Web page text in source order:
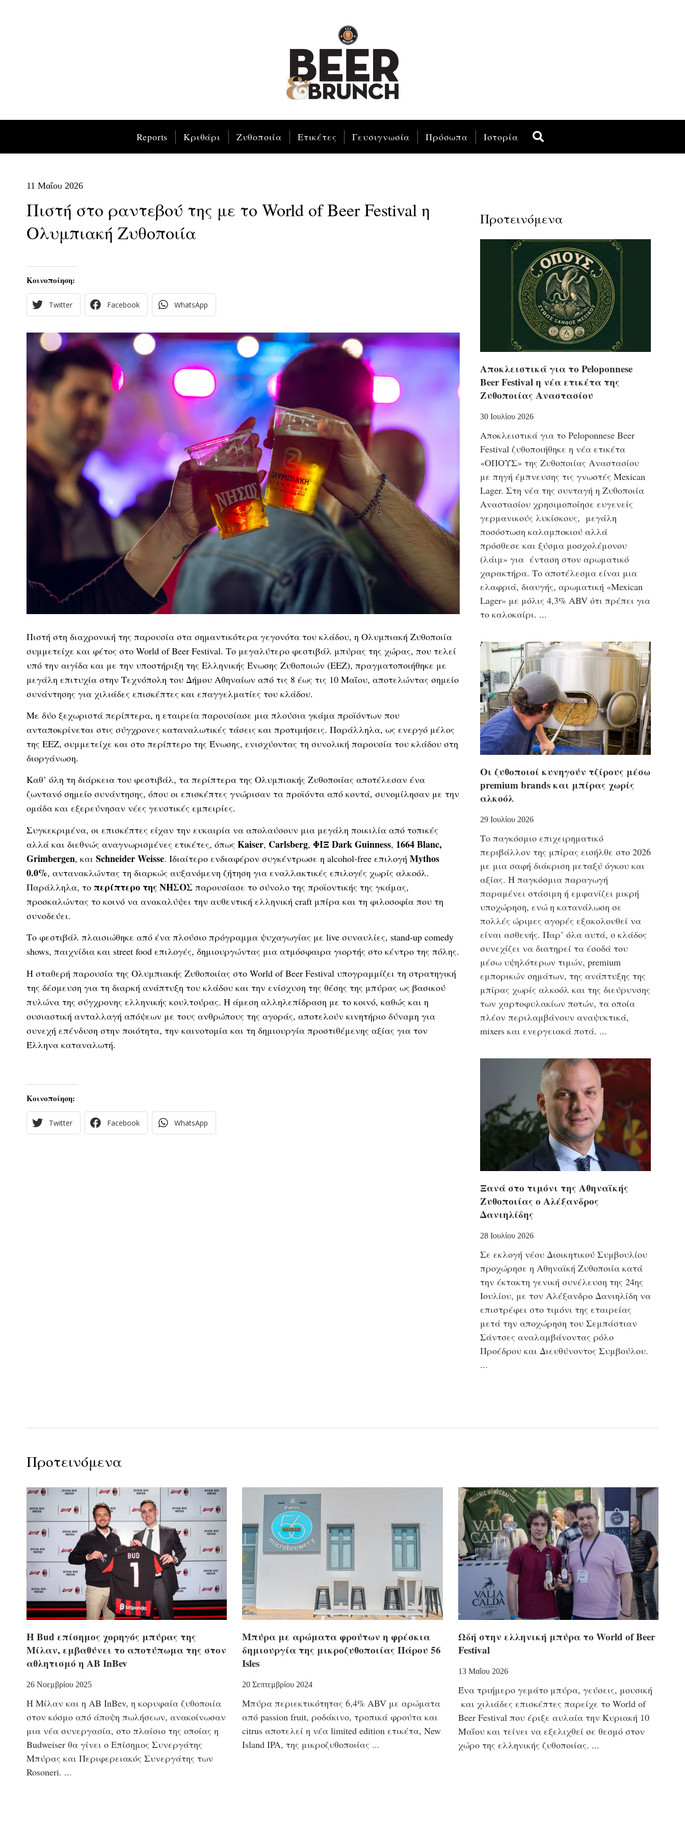
Reports Κριθάρι Ζυθοποιία Ετικέτες Γευσιγνωσία Πρόσωπα Ιστορία
11 Μαΐου 2026
Πιστή στο ραντεβού της με το World of Beer Festival η
Ολυμπιακή Ζυθοποιία
Κοινοποίηση:
Twitter Facebook WhatsApp
Πιστή στη διαχρονική της παρουσία στα σημαντικότερα γεγονότα του κλάδου, η Ολυμπιακή Ζυθοποιία
συμμετείχε και φέτος στο World of Beer Festival. Το μεγαλύτερο φεστιβάλ μπύρας της χώρας, που τελεί
υπό την αιγίδα και με την υποστήριξη της Ελληνικής Ένωσης Ζυθοποιών (ΕΕΖ), πραγματοποιήθηκε με
μεγάλη επιτυχία στην Τεχνόπολη του Δήμου Αθηναίων από τις 8 έως τις 10 Μαΐου, αποτελώντας σημείο
συνάντησης για χιλιάδες επισκέπτες και επαγγελματίες του κλάδου.
Με δύο ξεχωριστά περίπτερα, η εταιρεία παρουσίασε μια πλούσια γκάμα προϊόντων που
ανταποκρίνεται στις σύγχρονες καταναλωτικές τάσεις και προτιμήσεις. Παράλληλα, ως ενεργό μέλος
της ΕΕΖ, συμμετείχε και στο περίπτερο της Ένωσης, ενισχύοντας τη συνολική παρουσία του κλάδου στη
διοργάνωση.
Καθ’ όλη τη διάρκεια του φεστιβάλ, τα περίπτερα της Ολυμπιακής Ζυθοποιίας αποτέλεσαν ένα
ζωντανό σημείο συνάντησης, όπου οι επισκέπτες γνώρισαν τα προϊόντα από κοντά, συνομίλησαν με την
ομάδα και εξερεύνησαν νέες γευστικές εμπειρίες.
Συγκεκριμένα, οι επισκέπτες είχαν την ευκαιρία να απολαύσουν μια μεγάλη ποικιλία από τοπικές
αλλά και διεθνώς αναγνωρισμένες ετικέτες, όπως Kaiser, Carlsberg, ΦΙΞ Dark Guinness, 1664 Blanc,
Grimbergen, και SchneiderWeisse. Ιδιαίτερο ενδιαφέρον συγκέντρωσε η alcohol-free επιλογή Mythos
0.0%, αντανακλώντας τη διαρκώς αυξανόμενη ζήτηση για εναλλακτικές επιλογές χωρίς αλκοόλ.
Παράλληλα, το περίπτερο τηςΝΗΣΟΣ παρουσίασε το σύνολο της προϊοντικής της γκάμας,
προσκαλώντας το κοινό να ανακαλύψει την αυθεντική ελληνική craft μπίρα και τη φιλοσοφία που τη
συνοδεύει.
Το φεστιβάλ πλαισιώθηκε από ένα πλούσιο πρόγραμμα ψυχαγωγίας με live συναυλίες, stand-up comedy
shows, παιχνίδια και street food επιλογές, δημιουργώντας μια ατμόσφαιρα γιορτής στο κέντρο της πόλης.
Η σταθερή παρουσία της Ολυμπιακής Ζυθοποιίας στο World of Beer Festival υπογραμμίζει τη στρατηγική
της δέσμευση για τη διαρκή ανάπτυξη του κλάδου και την ενίσχυση της θέσης της μπύρας ως βασικού
πυλώνα της σύγχρονης ελληνικής κουλτούρας. Η άμεση αλληλεπίδραση με το κοινό, καθώς και η
ουσιαστική ανταλλαγή απόψεων με τους ανθρώπους της αγοράς, αποτελούν κινητήριο δύναμη για
συνεχή επένδυση στην ποιότητα, την καινοτομία και τη δημιουργία προστιθέμενης αξίας για τον
Έλληνα καταναλωτή.
Κοινοποίηση:
Twitter Facebook WhatsApp
Προτεινόμενα
Αποκλειστικά για το Peloponnese
Beer Festival η νέα ετικέτα της
Ζυθοποιίας Αναστασίου
30 Ιουλίου 2026
Αποκλειστικά για το Peloponnese Beer
Festival ζυθοποιήθηκε η νέα ετικέτα
«ΟΠΟΥΣ» της Ζυθοποιίας Αναστασίου
με πηγή έμπνευσης τις γνωστές Mexican
Lager. Στη νέα της συνταγή η Ζυθοποιία
Αναστασίου χρησιμοποίησε ευγενείς
γερμανικούς λυκίσκους, μεγάλη
ποσόστωση καλαμποκιού αλλά
πρόσθεσε και ξύσμα μοσχολέμονου
(λάιμ» για ένταση στον αρωματικό
χαρακτήρα. Το αποτέλεσμα είναι μια
ελαφριά, διαυγής, αρωματική «Mexican
Lager» με μόλις 4,3% ABV ότι πρέπει για
το καλοκαίρι.
Οι ζυθοποιοί κυνηγούν τζίρους μέσω
premium brands και μπίρας χωρίς
αλκοόλ
29 Ιουλίου 2026
Το παγκόσμιο επιχειρηματικό
περιβάλλον της μπίρας εισήλθε στο 2026
με μια σαφή διάκριση μεταξύ όγκου και
αξίας. Η παγκόσμια παραγωγή
παραμένει στάσιμη ή εμφανίζει μικρή
υποχώρηση, ενώ η κατανάλωση σε
πολλές ώριμες αγορές εξακολουθεί να
είναι ασθενής. Παρ’ όλα αυτά, ο κλάδος
συνεχίζει να διατηρεί τα έσοδά του
μέσω υψηλότερων τιμών, premium
εμπορικών σημάτων, της ανάπτυξης της
μπίρας χωρίς αλκοόλ και της διεύρυνσης
των χαρτοφυλακίων ποτών, τα οποία
πλέον περιλαμβάνουν αναψυκτικά,
mixers και ενεργειακά ποτά.
Ξανά στο τιμόνι της Αθηναϊκής
Ζυθοποιίας ο Αλέξανδρος
Δανιηλίδης
28 Ιουλίου 2026
Σε εκλογή νέου Διοικητικού Συμβουλίου
προχώρησε η Αθηναϊκή Ζυθοποιία κατά
την έκτακτη γενική συνέλευση της 24ης
Ιουλίου, με τον Αλέξανδρο Δανιηλίδη να
επιστρέφει στο τιμόνι της εταιρείας
μετά την αποχώρηση του Σεμπάστιαν
Σάντσες αναλαμβάνοντας ρόλο
Προέδρου και Διευθύνοντος Συμβούλου.
Προτεινόμενα
Η Bud επίσημος χορηγός μπύρας της
Μίλαν, εμβαθύνει το αποτύπωμα της στον
αθλητισμό η AB InBev
26 Νοεμβρίου 2025
Η Μίλαν και η AB InBev, η κορυφαία ζυθοποιία
στον κόσμο από άποψη πωλήσεων, ανακοίνωσαν
μια νέα συνεργασία, στο πλαίσιο της οποίας η
Budweiser θα γίνει ο Επίσημος Συνεργάτης
Μπύρας και Περιφερειακός Συνεργάτης των
Rosoneri.
Μπύρα με αρώματα φρούτων η φρέσκια
δημιουργία της μικροζυθοποιίας Πάρου 56
Isles
20 Σεπτεμβρίου 2024
Μπύρα περιεκτικότητας 6,4% ABV με αρώματα
από passion fruit, ροδάκινο, τροπικά φρούτα και
citrus αποτελεί η νέα limited edition ετικέτα, New
Island IPA, της μικροζυθοποιίας
Ωδή στην ελληνική μπύρα το World of Beer
Festival
13 Μαΐου 2026
Ένα τριήμερο γεμάτο μπύρα, γεύσεις, μουσική
και χιλιάδες επισκέπτες παρείχε το World of
Beer Festival που έριξε αυλαία την Κυριακή 10
Μαΐου και τείνει να εξελιχθεί σε θεσμό στον
χώρο της ελληνικής ζυθοποιίας.